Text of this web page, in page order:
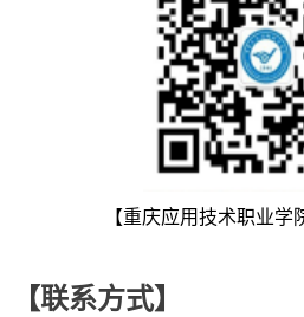
【重庆应用技术职业学
【联系方式】